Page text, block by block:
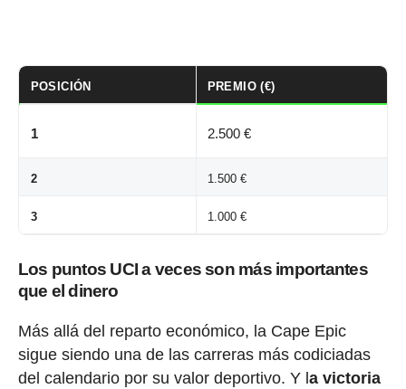
POSICIÓN PREMIO (€)
1 2.500 €
2 1.500 €
3 1.000 €
Los puntos UCI a veces son más importantes
que el dinero
Más allá del reparto económico, la Cape Epic
sigue siendo una de las carreras más codiciadas
del calendario por su valor deportivo. Y la victoria